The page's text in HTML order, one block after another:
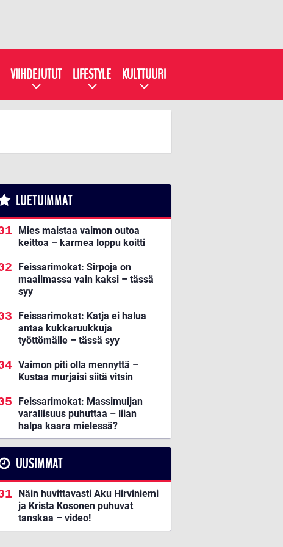
VIIHDEJUTUT LIFESTYLE KULTTUURI
LUETUIMMAT
Mies maistaa vaimon outoa
keittoa – karmea loppu koitti
Feissarimokat: Sirpoja on
maailmassa vain kaksi – tässä
syy
Feissarimokat: Katja ei halua
antaa kukkaruukkuja
työttömälle – tässä syy
Vaimon piti olla mennyttä –
Kustaa murjaisi siitä vitsin
Feissarimokat: Massimuijan
varallisuus puhuttaa – liian
halpa kaara mielessä?
UUSIMMAT
Näin huvittavasti Aku Hirviniemi
ja Krista Kosonen puhuvat
tanskaa – video!